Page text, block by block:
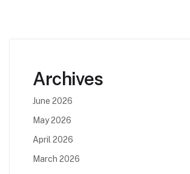
Archives
June 2026
May 2026
April 2026
March 2026